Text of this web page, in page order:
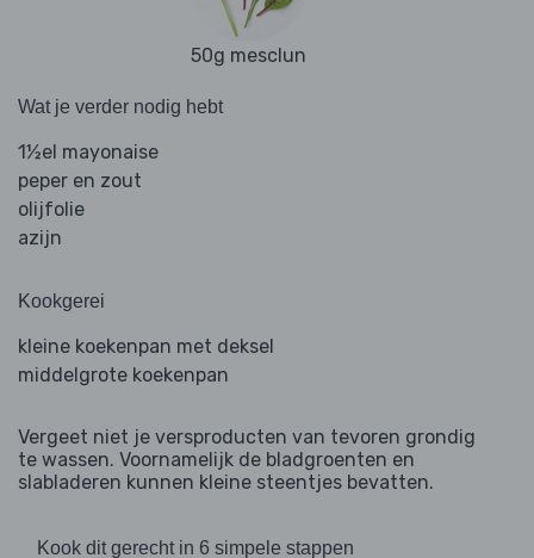
50g mesclun
Wat je verder nodig hebt
1½el mayonaise
peper en zout
olijfolie
azijn
Kookgerei
kleine koekenpan met deksel
middelgrote koekenpan
Vergeet niet je versproducten van tevoren grondig
te wassen. Voornamelijk de bladgroenten en
slabladeren kunnen kleine steentjes bevatten.
Kook dit gerecht in 6 simpele stappen